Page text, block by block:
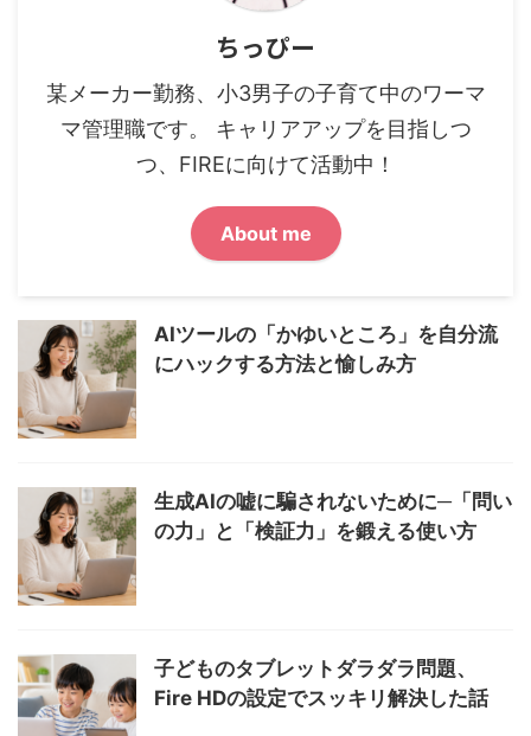
ちっぴー
某メーカー勤務、小3男子の子育て中のワーマ
マ管理職です。 キャリアアップを目指しつ
つ、FIREに向けて活動中！
About me
AIツールの「かゆいところ」を自分流
にハックする方法と愉しみ方
生成AIの嘘に騙されないために─「問い
の力」と「検証力」を鍛える使い方
子どものタブレットダラダラ問題、
Fire HDの設定でスッキリ解決した話